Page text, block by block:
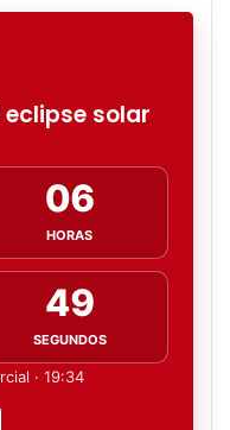
solar
06
HORAS
48
SEGUNDOS
· 19:34